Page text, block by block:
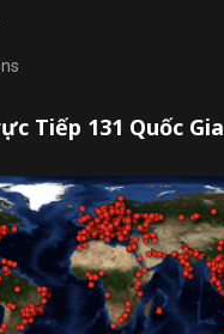
Tiếp 131 Quốc Gia